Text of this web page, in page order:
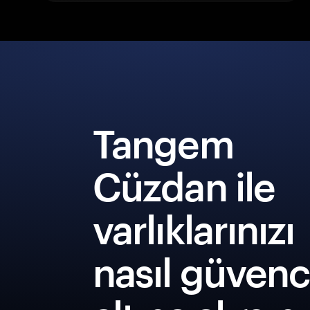
Tangem
Cüzdan ile
varlıklarınızı
nasıl